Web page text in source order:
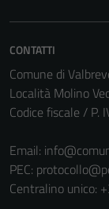
CONTATTI
Comune di
Località Molino
Codice fiscale /
Email:
PEC:
Centralino unico: